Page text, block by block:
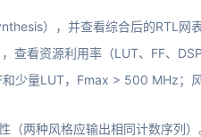
），并查看综合后的RTL网
查看资源利用率（LUT、FF、
少量LUT，Fmax > 500 MHz；
两种风格应输出相同计数序列）